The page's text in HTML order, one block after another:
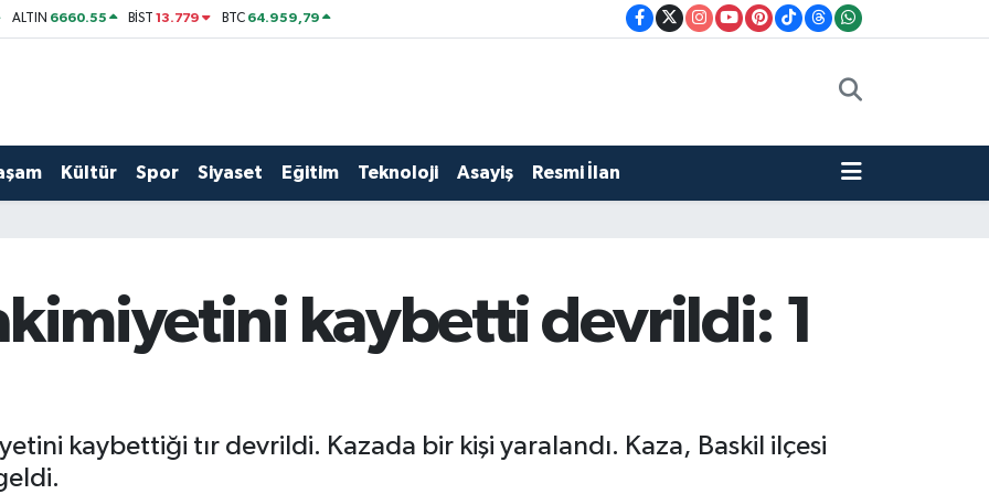
ALTIN 6660.55 BİST13.779 BTC 64.959,79
Kültür Spor Siyaset Eğitim Teknoloji Asayiş Resmi İlan
kaybetti devrildi: 1
kaybettiği tır devrildi. Kazada bir kişi yaralandı. Kaza, Baskil ilçesi